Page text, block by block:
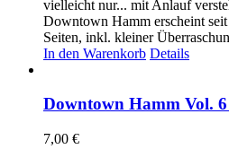
vielleicht nur... mit Anlauf
Downtown Hamm erscheint
Seiten, inkl. kleiner
In den Warenkorb Details
Downtown Hamm Vol.
7,00 €